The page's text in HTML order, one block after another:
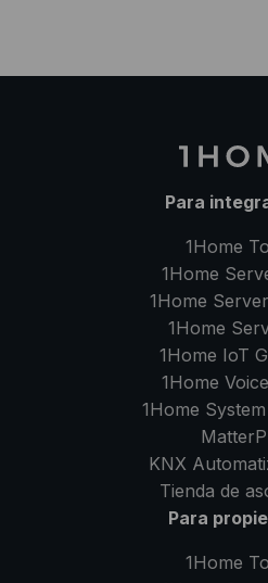
Para
1Home
1Home
1Home Server
1Home
1Home IoT
1Home
1Home
KNX
Tienda de
Para
1Home